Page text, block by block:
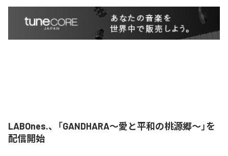
LABOnes.、「GANDHARA〜愛と平和の桃源郷〜」を
配信開始